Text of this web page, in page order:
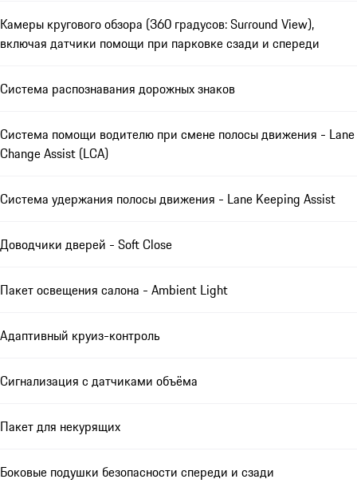
Камеры кругового обзора (360 градусов: Surround View),
включая датчики помощи при парковке сзади и спереди
Система распознавания дорожных знаков
Система помощи водителю при смене полосы движения - Lane
Change Assist (LCA)
Система удержания полосы движения - Lane Keeping Assist
Доводчики дверей - Soft Close
Пакет освещения салона - Ambient Light
Адаптивный круиз-контроль
Сигнализация с датчиками объёма
Пакет для некурящих
Боковые подушки безопасности спереди и сзади